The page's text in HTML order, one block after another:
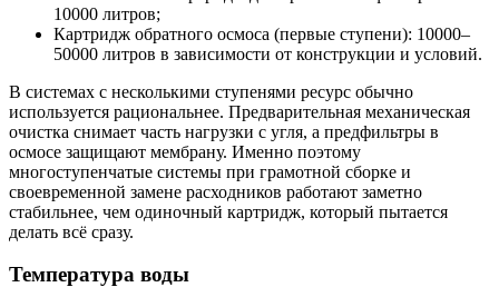
10000 литров;
Картридж обратного осмоса (первые ступени): 10000–
50000 литров в зависимости от конструкции и условий.
В системах с несколькими ступенями ресурс обычно
используется рациональнее. Предварительная механическая
очистка снимает часть нагрузки с угля, а предфильтры в
осмосе защищают мембрану. Именно поэтому
многоступенчатые системы при грамотной сборке и
своевременной замене расходников работают заметно
стабильнее, чем одиночный картридж, который пытается
делать всё сразу.
Температура воды